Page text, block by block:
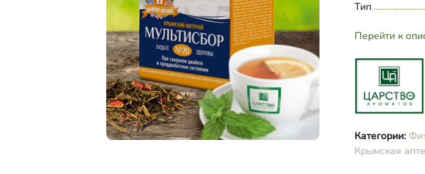
Тип
Перейти к
Категории:
Крымская